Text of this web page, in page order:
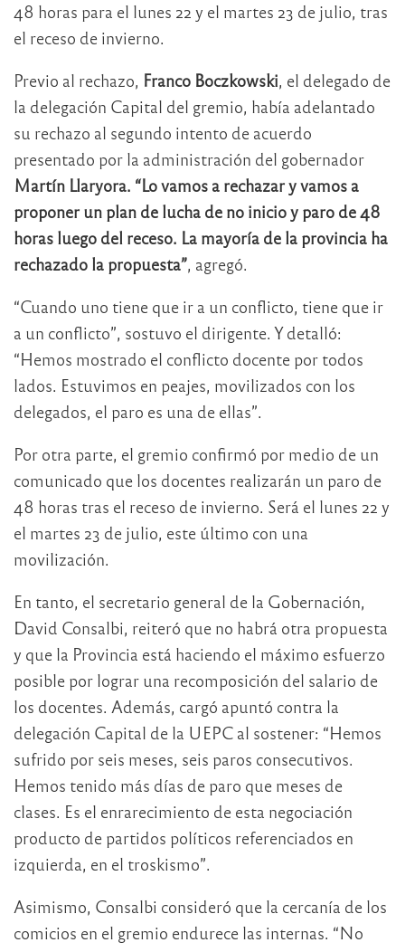
48 horas para el lunes 22 y el martes 23 de julio, tras
el receso de invierno.
Previo al rechazo, Franco Boczkowski, el delegado de
la delegación Capital del gremio, había adelantado
su rechazo al segundo intento de acuerdo
presentado por la administración del gobernador
Martín Llaryora. “Lo vamos a rechazar y vamos a
proponer un plan de lucha de no inicio y paro de 48
horas luego del receso. La mayoría de la provincia ha
rechazado la propuesta”, agregó.
“Cuando uno tiene que ir a un conflicto, tiene que ir
a un conflicto”, sostuvo el dirigente. Y detalló:
“Hemos mostrado el conflicto docente por todos
lados. Estuvimos en peajes, movilizados con los
delegados, el paro es una de ellas”.
Por otra parte, el gremio confirmó por medio de un
comunicado que los docentes realizarán un paro de
48 horas tras el receso de invierno. Será el lunes 22 y
el martes 23 de julio, este último con una
movilización.
En tanto, el secretario general de la Gobernación,
David Consalbi, reiteró que no habrá otra propuesta
y que la Provincia está haciendo el máximo esfuerzo
posible por lograr una recomposición del salario de
los docentes. Además, cargó apuntó contra la
delegación Capital de la UEPC al sostener: “Hemos
sufrido por seis meses, seis paros consecutivos.
Hemos tenido más días de paro que meses de
clases. Es el enrarecimiento de esta negociación
producto de partidos políticos referenciados en
izquierda, en el troskismo”.
Asimismo, Consalbi consideró que la cercanía de los
comicios en el gremio endurece las internas. “No